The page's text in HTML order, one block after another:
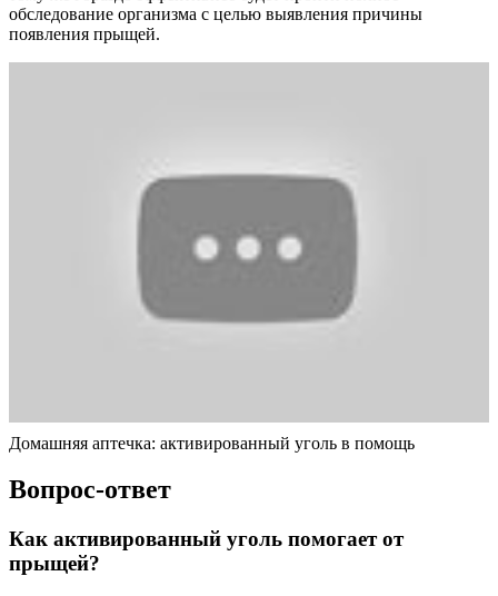
обследование организма с целью выявления причины
появления прыщей.
Домашняя аптечка: активированный уголь в помощь
Вопрос-ответ
Как активированный уголь помогает от
прыщей?